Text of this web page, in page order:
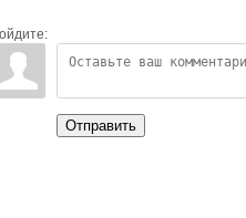
Отправить